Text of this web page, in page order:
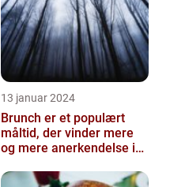
13 januar 2024
Brunch er et populært
måltid, der vinder mere
og mere anerkendelse i
verden